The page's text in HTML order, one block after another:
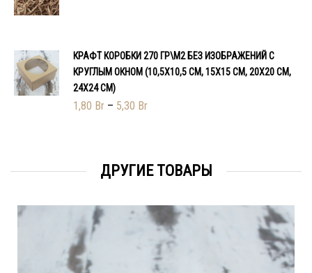
КРАФТ КОРОБКИ 270 ГР\М2 БЕЗ ИЗОБРАЖЕНИЙ С
КРУГЛЫМ ОКНОМ (10,5Х10,5 СМ, 15Х15 СМ, 20Х20 СМ,
24Х24 СМ)
1,80 Br – 5,30 Br
ДРУГИЕ ТОВАРЫ